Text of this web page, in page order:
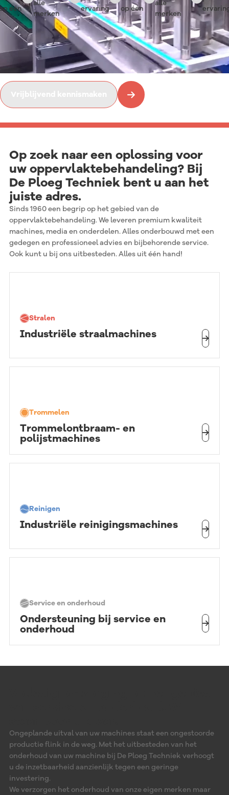
één
alle
merken
ervaring
op één
alle
merken
ervaring
Al sinds 1960 dé specialist in
Opzoek naar een oplossing voor oppervlaktebehandeling? We gaan
oplossing te komen.
Op zoek naar een oplossing voor
uw oppervlaktebehandeling? Bij
De Ploeg Techniek bent u aan het
juiste adres.
Sinds 1960 een begrip op het gebied van de
oppervlaktebehandeling. We leveren premium kwaliteit
machines, media en onderdelen. Alles onderbouwd met een
gedegen en professioneel advies en bijbehorende service.
Ook kunt u bij ons uitbesteden. Alles uit één hand!
Stralen
Industriële straalmachines
Trommelen
Trommelontbraam- en
polijstmachines
Reinigen
Industriële reinigingsmachines
Service en onderhoud
Ondersteuning bij service en
onderhoud
Ongeplande uitval van uw machines staat een ongestoorde
productie flink in de weg. Met het uitbesteden van het
onderhoud van uw machine bij De Ploeg Techniek verhoogt
u de inzetbaarheid aanzienlijk tegen een geringe
investering.
We verzorgen het onderhoud van onze eigen merken maar